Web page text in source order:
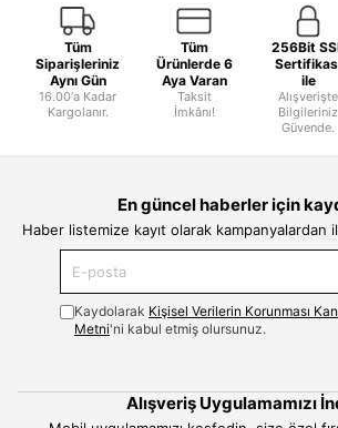
Tüm
Siparişleriniz
Aynı Gün
16.00'a Kadar
Kargolanır.
Tüm
Ürünlerde 6
Aya Varan
Taksit
İmkânı!
256Bit
ile
Alışverişte
Bilgileriniz
Güvende.
En güncel haberler için
Haber listemize kayıt olarak kampanyalardan
Kaydolarak Kişisel Verilerin Korunması
Metni'ni kabul etmiş olursunuz.
Alışveriş Uygulamamızı